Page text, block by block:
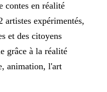
contes en réalité
artistes expérimentés,
et des citoyens
grâce à la réalité
animation, l'art